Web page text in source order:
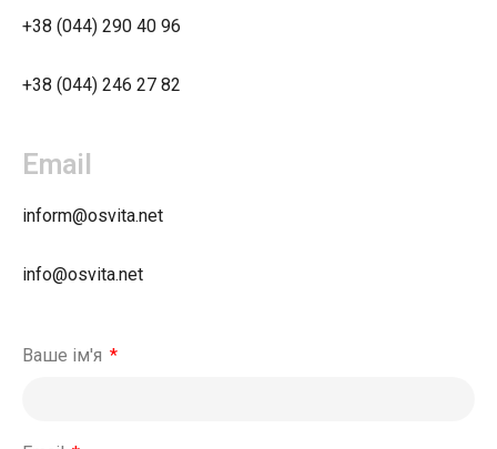
+38 (044) 290 40 96
+38 (044) 246 27 82
Email
inform@osvita.net
info@osvita.net
Ваше ім'я